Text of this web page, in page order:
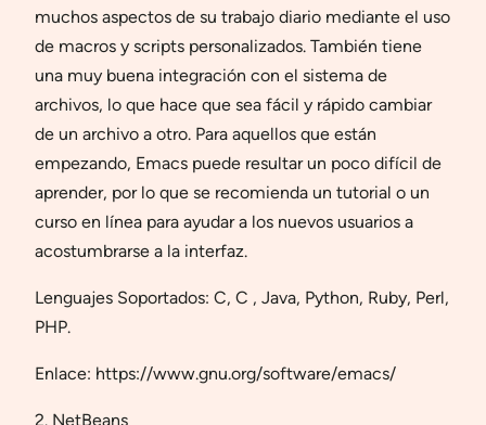
muchos aspectos de su trabajo diario mediante el uso
de macros y scripts personalizados. También tiene
una muy buena integración con el sistema de
archivos, lo que hace que sea fácil y rápido cambiar
de un archivo a otro. Para aquellos que están
empezando, Emacs puede resultar un poco difícil de
aprender, por lo que se recomienda un tutorial o un
curso en línea para ayudar a los nuevos usuarios a
acostumbrarse a la interfaz.
Lenguajes Soportados: C, C , Java, Python, Ruby, Perl,
PHP.
Enlace: https://www.gnu.org/software/emacs/
2. NetBeans